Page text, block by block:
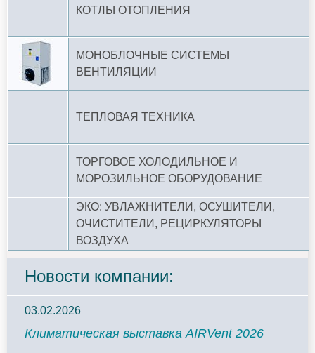
КОТЛЫ ОТОПЛЕНИЯ
МОНОБЛОЧНЫЕ СИСТЕМЫ
ВЕНТИЛЯЦИИ
ТЕПЛОВАЯ ТЕХНИКА
ТОРГОВОЕ ХОЛОДИЛЬНОЕ И
МОРОЗИЛЬНОЕ ОБОРУДОВАНИЕ
ЭКО: УВЛАЖНИТЕЛИ, ОСУШИТЕЛИ,
ОЧИСТИТЕЛИ, РЕЦИРКУЛЯТОРЫ
ВОЗДУХА
Новости компании:
03.02.2026
Климатическая выставка AIRVent 2026